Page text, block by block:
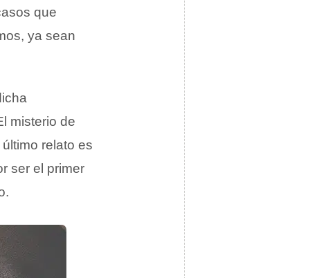
que
ya sean
misterio de
relato es
ser el primer